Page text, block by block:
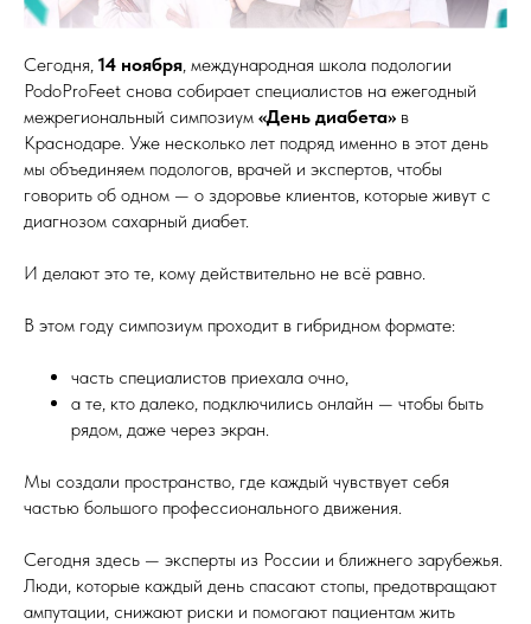
Сегодня, 14 ноября, международная школа подологии
PodoProFeet снова собирает специалистов на ежегодный
межрегиональный симпозиум «День диабета» в
Краснодаре. Уже несколько лет подряд именно в этот день
мы объединяем подологов, врачей и экспертов, чтобы
говорить об одном — о здоровье клиентов, которые живут с
диагнозом сахарный диабет.
И делают это те, кому действительно не всё равно.
В этом году симпозиум проходит в гибридном формате:
часть специалистов приехала очно,
а те, кто далеко, подключились онлайн — чтобы быть
рядом, даже через экран.
Мы создали пространство, где каждый чувствует себя
частью большого профессионального движения.
Сегодня здесь — эксперты из России и ближнего зарубежья.
Люди, которые каждый день спасают стопы, предотвращают
ампутации, снижают риски и помогают пациентам жить